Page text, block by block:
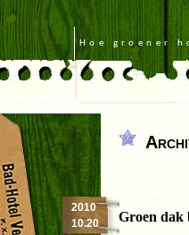
Hoe groener
Groen dak
2010
10.20